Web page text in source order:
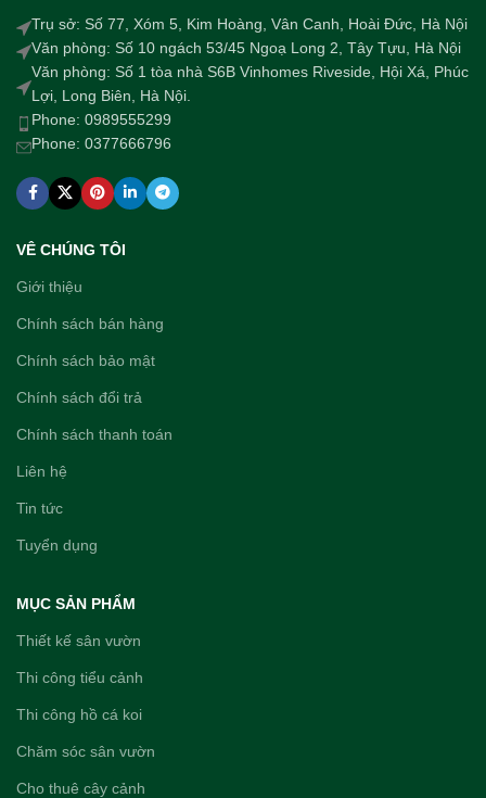
Trụ sở: Số 77, Xóm 5, Kim Hoàng, Vân Canh, Hoài Đức, Hà Nội
Văn phòng: Số 10 ngách 53/45 Ngoạ Long 2, Tây Tựu, Hà Nội
Văn phòng: Số 1 tòa nhà S6B Vinhomes Riveside, Hội Xá, Phúc
Lợi, Long Biên, Hà Nội.
Phone: 0989555299
Phone: 0377666796
VÊ CHÚNG TÔI
Giới thiệu
Chính sách bán hàng
Chính sách bảo mật
Chính sách đổi trả
Chính sách thanh toán
Liên hệ
Tin tức
Tuyển dụng
MỤC SẢN PHẨM
Thiết kế sân vườn
Thi công tiểu cảnh
Thi công hồ cá koi
Chăm sóc sân vườn
Cho thuê cây cảnh